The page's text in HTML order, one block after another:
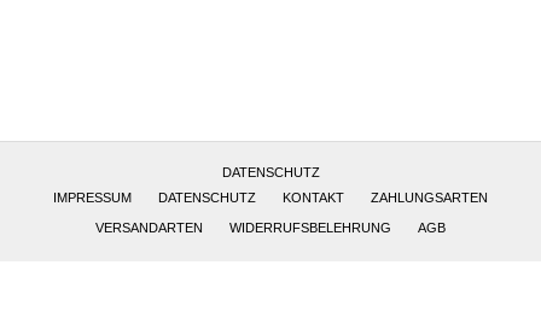
DATENSCHUTZ
IMPRESSUM
DATENSCHUTZ KONTAKT ZAHLUNGSARTEN
VERSANDARTEN WIDERRUFSBELEHRUNG AGB